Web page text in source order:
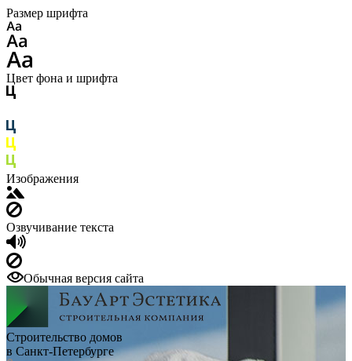
Размер шрифта
Цвет фона и шрифта
Изображения
Озвучивание текста
Обычная версия сайта
Строительство домов
в Санкт-Петербурге